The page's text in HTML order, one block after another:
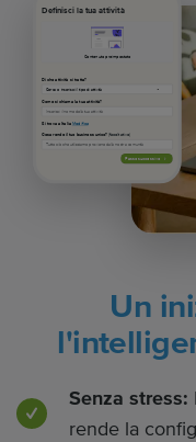
Definisci la tua attività
Contenuto preimpostato
Di che attività si tratta?
Come si chiama la tua attività?
Si trova a Italia Modifica
Cosa rende il tuo business unico? (facoltativo)
Passo successivo
Un
Senza stress:
rende la